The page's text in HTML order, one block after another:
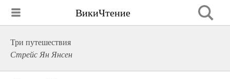
ВикиЧтение
Три путешествия
Стрейс Ян Янсен